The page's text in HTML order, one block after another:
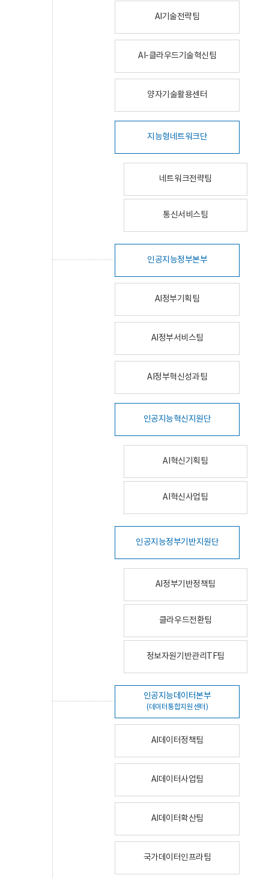
AI기술전략팀
AI-클라우드기술혁신팀
양자기술활용센터
지능형네트워크단
네트워크전략팀
통신서비스팀
인공지능정부본부
AI정부기획팀
AI정부서비스팀
AI정부혁신성과팀
인공지능혁신지원단
AI혁신기획팀
AI혁신사업팀
인공지능정부기반지원단
AI정부기반정책팀
클라우드전환팀
정보자원기반관리TF팀
인공지능데이터본부
(데이터통합지원센터)
AI데이터정책팀
AI데이터사업팀
AI데이터확산팀
국가데이터인프라팀